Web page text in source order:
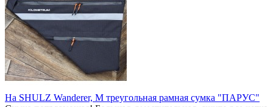
На SHULZ Wanderer, M треугольная рамная сумка "ПАРУС"